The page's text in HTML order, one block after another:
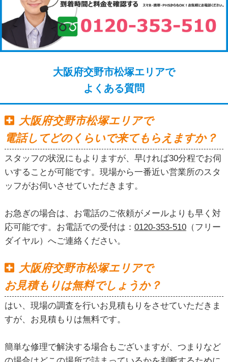
大阪府交野市松塚エリアで
よくある質問
大阪府交野市松塚エリアで
電話してどのくらいで来てもらえますか？
スタッフの状況にもよりますが、早ければ30分程でお伺
いすることが可能です。現場から一番近い営業所のスタ
ッフがお伺いさせていただきます。
お急ぎの場合は、お電話のご依頼がメールよりも早く対
応可能です。お電話での受付は： 0120-353-510（フリー
ダイヤル）へご連絡ください。
大阪府交野市松塚エリアで
お見積もりは無料でしょうか？
はい、現場の調査を行いお見積もりをさせていただきま
すが、お見積もりは無料です。
簡単な修理で解決する場合もございますが、つまりなど